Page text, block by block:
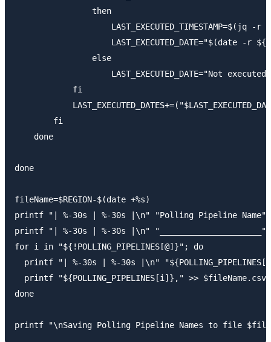
                then
LAST_EXECUTED_TIMESTAMP=$(jq -r
LAST_EXECUTED_DATE="$(date -r
                else
LAST_EXECUTED_DATE="Not executed
            fi
        fi
    done
done
fileName=$REGION-$(date +%s)
printf "| %-30s | %-30s |\n" "Polling Pipeline Name"
printf "| %-30s | %-30s |\n" "_____________________"
for i in "${!POLLING_PIPELINES[@]}"; do
printf "| %-30s | %-30s |\n"
  printf "${POLLING_PIPELINES[i]}," >> $fileName.csv
done